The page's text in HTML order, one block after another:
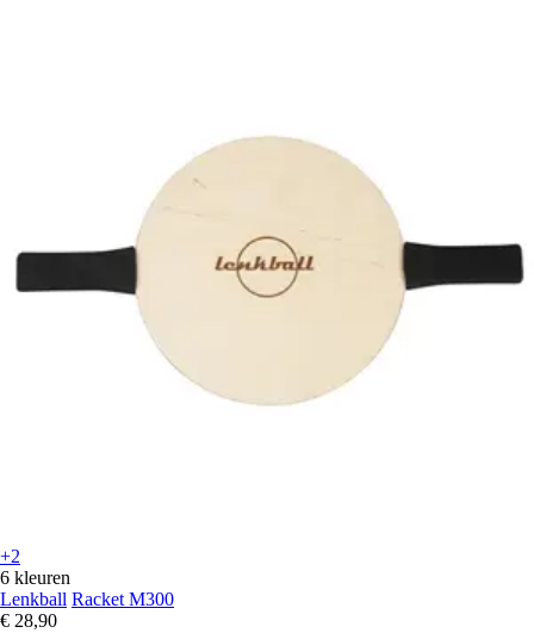
+2
6 kleuren
Lenkball Racket M300
€ 28,90